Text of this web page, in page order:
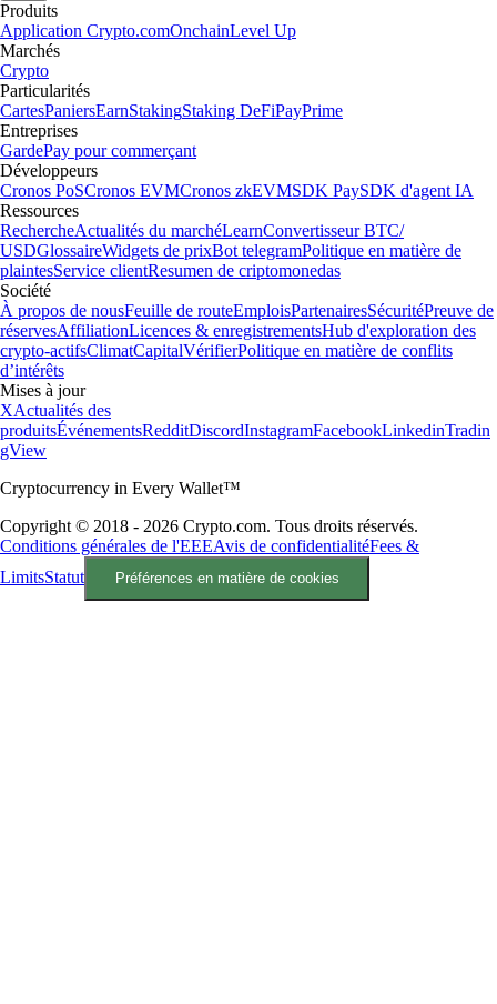
Produits
Application Crypto.comOnchainLevel Up
Marchés
Crypto
Particularités
CartesPaniersEarnStakingStaking DeFiPayPrime
Entreprises
GardePay pour commerçant
Développeurs
Cronos PoSCronos EVMCronos zkEVMSDK PaySDK d'agent IA
Ressources
RechercheActualités du marchéLearnConvertisseur BTC/
USDGlossaireWidgets de prixBot telegramPolitique en matière de
plaintesService clientResumen de criptomonedas
Société
À propos de nousFeuille de routeEmploisPartenairesSécuritéPreuve de
réservesAffiliationLicences & enregistrementsHub d'exploration des
crypto-actifsClimatCapitalVérifierPolitique en matière de conflits
d’intérêts
Mises à jour
XActualités des
produitsÉvénementsRedditDiscordInstagramFacebookLinkedinTradin
gView
Cryptocurrency in Every Wallet™
Copyright © 2018 - 2026 Crypto.com. Tous droits réservés.
Conditions générales de l'EEEAvis de confidentialitéFees &
LimitsStatut Préférences en matière de cookies